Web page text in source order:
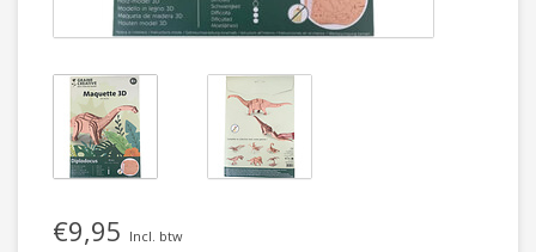
€9,95 Incl. btw